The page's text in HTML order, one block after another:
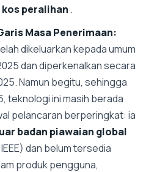
peralihan .
Masa Penerimaan:
dikeluarkan kepada umum
dan diperkenalkan secara
Namun begitu, sehingga
teknologi ini masih berada
pelancaran berperingkat: ia
badan piawaian global
IEEE) dan belum tersedia
produk pengguna,